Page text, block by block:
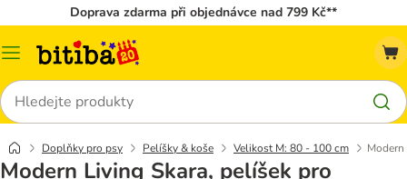
Doprava zdarma při objednávce nad 799 Kč**
Kategorie
Hledat
Doplňky pro psy Pelíšky & koše Velikost M: 80 - 100 cm
Modern Living Skara, pelíšek pro